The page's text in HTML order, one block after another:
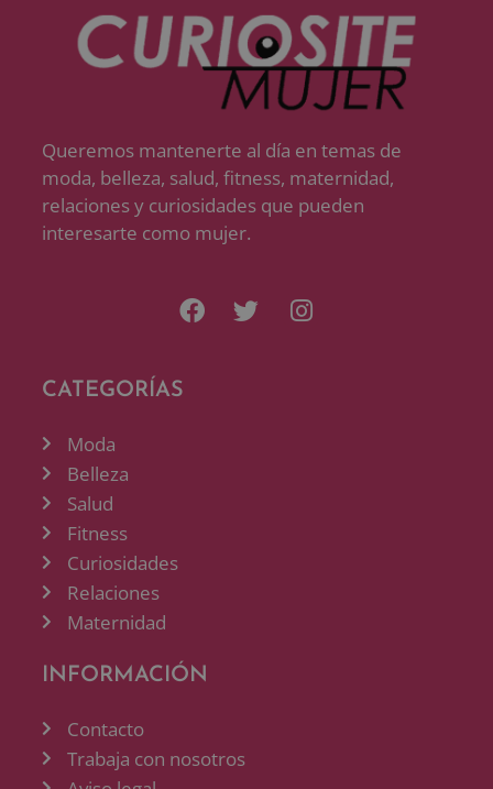
Queremos mantenerte al día en temas de
moda, belleza, salud, fitness, maternidad,
relaciones y curiosidades que pueden
interesarte como mujer.
CATEGORÍAS
Moda
Belleza
Salud
Fitness
Curiosidades
Relaciones
Maternidad
INFORMACIÓN
Contacto
Trabaja con nosotros